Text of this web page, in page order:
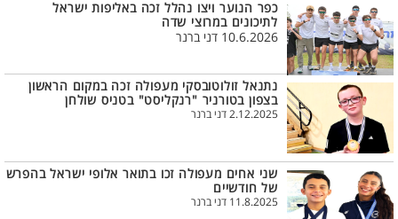
כפר הנוער ויצו נהלל זכה באליפות ישראל
לתיכונים במרוצי שדה
10.6.2026 דני ברנר
נתנאל זולוטובסקי מעפולה זכה במקום הראשון
בצפון בטורניר "רנקליסט" בטניס שולחן
2.12.2025 דני ברנר
שני אחים מעפולה זכו בתואר אלופי ישראל בהפרש
של חודשיים
11.8.2025 דני ברנר